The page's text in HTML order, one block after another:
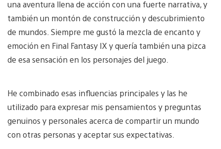
una aventura llena de acción con una fuerte narrativa, y
también un montón de construcción y descubrimiento
de mundos. Siempre me gustó la mezcla de encanto y
emoción en Final Fantasy IX y quería también una pizca
de esa sensación en los personajes del juego.
He combinado esas influencias principales y las he
utilizado para expresar mis pensamientos y preguntas
genuinos y personales acerca de compartir un mundo
con otras personas y aceptar sus expectativas.